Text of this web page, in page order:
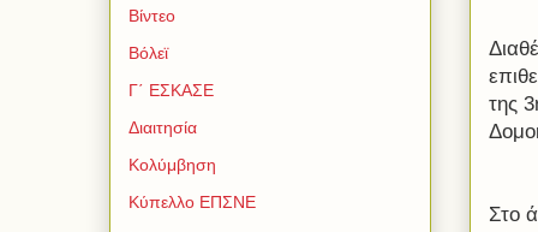
της
Στο
Βίντεο
Βόλεϊ
Γ΄ ΕΣΚΑΣΕ
Διαιτησία
Κολύμβηση
Κύπελλο ΕΠΣΝΕ